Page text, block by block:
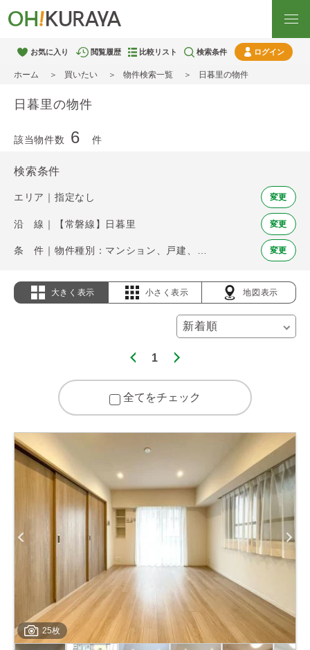
お気に入り 閲覧履歴 比較リスト 検索条件 ログイン
ホーム 買いたい 物件検索一覧 日暮里の物件
日暮里の物件
該当物件数 6 件
検索条件
エリア｜指定なし 変更
沿 線｜【常磐線】日暮里 変更
変更
大きく表示 小さく表示 地図表示
1
全てをチェック
25枚